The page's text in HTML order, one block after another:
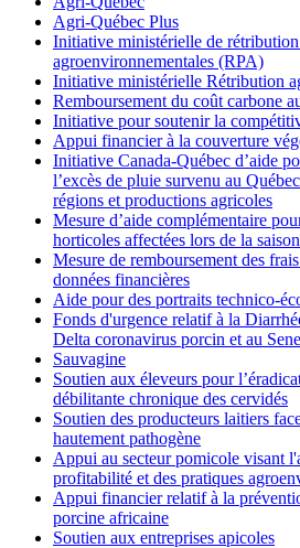
Agri-Québec Plus
Initiative ministérielle de rétribution
agroenvironnementales (RPA)
Initiative ministérielle Rétribution
Remboursement du coût carbone
Initiative pour soutenir la
Appui financier à la couverture
Initiative Canada-Québec d’aide
l’excès de pluie survenu au
régions et productions agricoles
Mesure d’aide complémentaire
horticoles affectées lors de la
Mesure de remboursement des
données financières
Aide pour des portraits technico-
Fonds d'urgence relatif à la
Delta coronavirus porcin et au
Sauvagine
Soutien aux éleveurs pour
débilitante chronique des cervidés
Soutien des producteurs laitiers
hautement pathogène
Appui au secteur pomicole visant
profitabilité et des pratiques
Appui financier relatif à la
porcine africaine
Soutien aux entreprises apicoles